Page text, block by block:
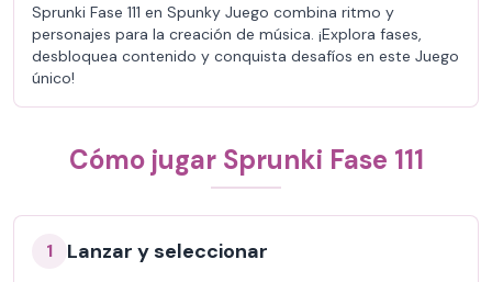
Sprunki Fase 111 en Spunky Juego combina ritmo y
personajes para la creación de música. ¡Explora fases,
desbloquea contenido y conquista desafíos en este Juego
único!
Cómo jugar Sprunki Fase 111
1 Lanzar y seleccionar